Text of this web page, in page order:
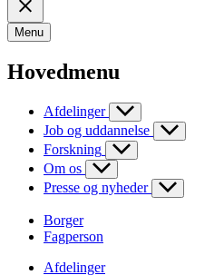
Menu
Hovedmenu
Afdelinger
Job og uddannelse
Forskning
Om os
Presse og nyheder
Borger
Fagperson
Afdelinger